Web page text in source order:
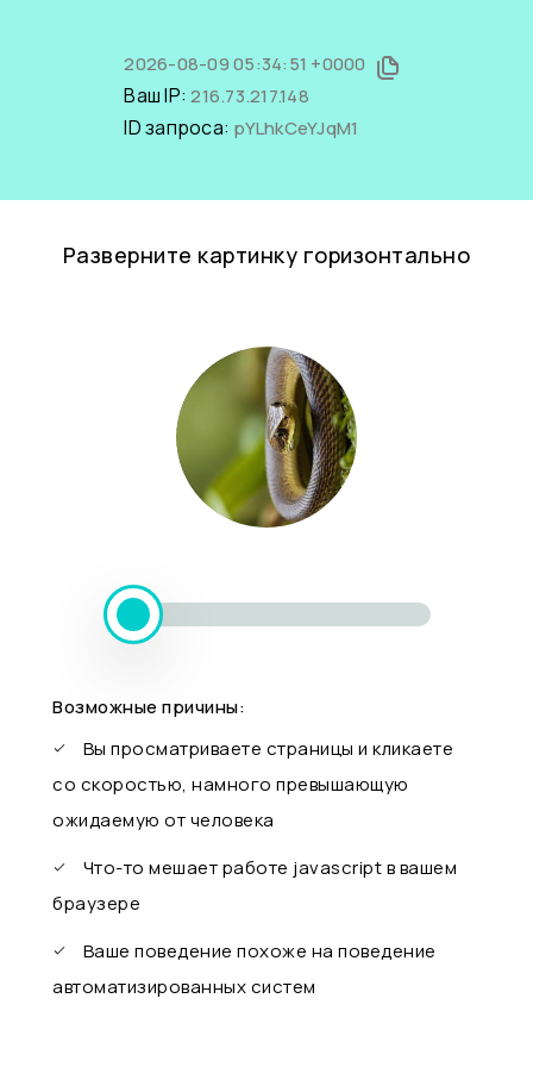
2026-08-09 05:34:51 +0000
Ваш IP:216.73.217.148
ID запроса: pYLhkCeYJqM1
Разверните картинку горизонтально
Возможные причины:
Вы просматриваете страницы и кликаете
со скоростью, намного превышающую
ожидаемую от человека
Что-то мешает работе javascript в вашем
браузере
Ваше поведение похоже на поведение
автоматизированных систем